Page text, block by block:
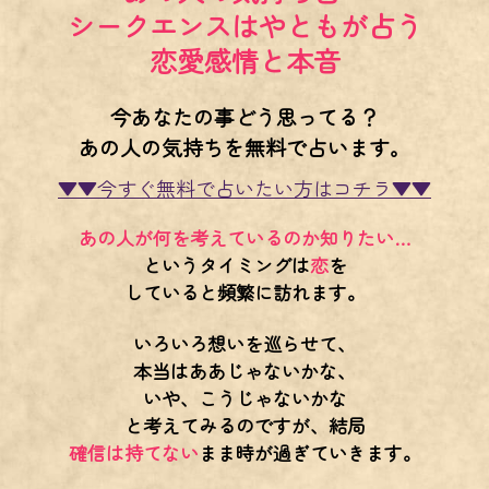
シークエンスはやともが占う
恋愛感情と本音
今あなたの事どう思ってる？
あの人の気持ちを無料で占います。
▼▼今すぐ無料で占いたい方はコチラ▼▼
あの人が何を考えているのか知りたい…
というタイミングは恋を
していると頻繁に訪れます。
いろいろ想いを巡らせて、
本当はああじゃないかな、
いや、こうじゃないかな
と考えてみるのですが、結局
確信は持てない まま時が過ぎていきます。